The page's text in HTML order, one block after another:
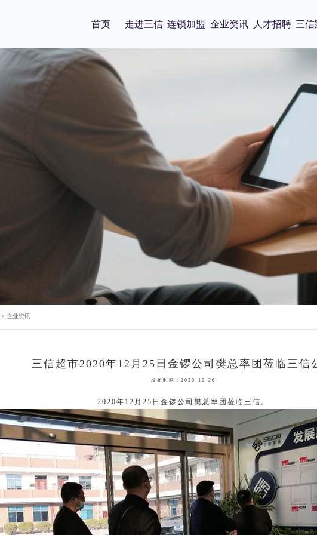
首页 走进三信 连锁加盟 企业资讯 人才招聘 三信
>企业资讯
三信超市2020年12月25日金锣公司樊总率团莅临三信
发布时间：2020-12-26
2020年12月25日金锣公司樊总率团莅临三信。